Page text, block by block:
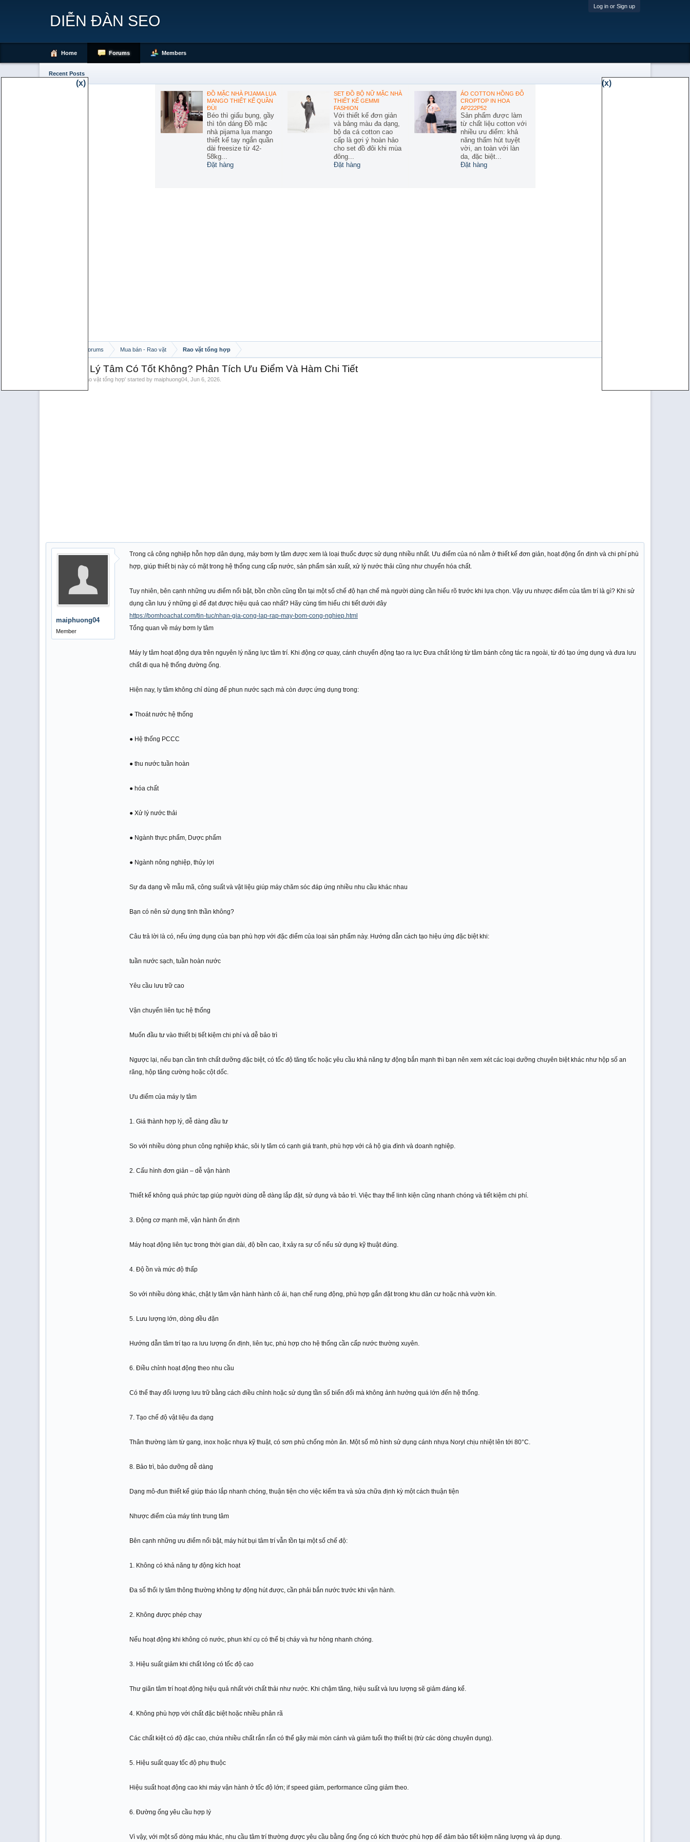
Log in or Sign up
ĐỒ MẶC NHÀ PIJAMA LỤA
MANGO THIẾT KẾ QUẦN
ĐÙI
Béo thì giấu bụng, gầy
thì tôn dáng Đồ mặc
nhà pijama lụa mango
thiết kế tay ngắn quần
dài freesize từ 42-
58kg...
Đặt hàng
SET ĐỒ BỘ NỮ MẶC NHÀ
THIẾT KẾ GEMMI
FASHION
Với thiết kế đơn giản
và bảng màu đa dạng,
bộ da cá cotton cao
cấp là gợi ý hoàn hảo
cho set đồ đôi khi mùa
đông...
Đặt hàng
ÁO COTTON HỒNG ĐỖ
CROPTOP IN HOA
AP222P52
Sản phẩm được làm
từ chất liệu cotton với
nhiều ưu điểm: khả
năng thấm hút tuyệt
vời, an toàn với làn
da, đặc biệt...
Đặt hàng
Forums Mua bán - Rao vặt Rao vặt tổng hợp
Máy bơm Lý Tâm Có Tốt Không? Phân Tích Ưu Điểm Và Hàm Chi Tiết
Rao vặt tổng hợp' started by maiphuong04 Jun 6, 2026
maiphuong04
Member
Trong cả công nghiệp hỗn hợp dân dụng, máy bơm ly tâm được xem là loại thuốc được sử dụng nhiều nhất. Ưu điểm của nó nằm ở thiết kế đơn giản, hoạt động ổn định và chi phí phù
hợp, giúp thiết bị này có mặt trong hệ thống cung cấp nước, sản phẩm sản xuất, xử lý nước thải cũng như chuyển hóa chất.
Tuy nhiên, bên cạnh những ưu điểm nổi bật, bồn chồn cũng tồn tại một số chế độ hạn chế mà người dùng cần hiểu rõ trước khi lựa chọn. Vậy ưu nhược điểm của tâm trí là gì? Khi sử
dụng cần lưu ý những gì để đạt được hiệu quả cao nhất? Hãy cùng tìm hiểu chi tiết dưới đây
https://bomhoachat.com/tin-tuc/nhan-gia-cong-lap-rap-may-bom-cong-nghiep.html
Tổng quan về máy bơm ly tâm
Máy ly tâm hoạt động dựa trên nguyên lý năng lực tâm trí. Khi động cơ quay, cánh chuyển động tạo ra lực Đưa chất lỏng từ tâm bánh công tác ra ngoài, từ đó tạo ứng dụng và đưa lưu
chất đi qua hệ thống đường ống.
Hiện nay, ly tâm không chỉ dùng để phun nước sạch mà còn được ứng dụng trong:
● Thoát nước hệ thống
● Hệ thống PCCC
● thu nước tuần hoàn
● hóa chất
● Xử lý nước thải
● Ngành thực phẩm, Dược phẩm
● Ngành nông nghiệp, thủy lợi
Sự đa dạng về mẫu mã, công suất và vật liệu giúp máy chăm sóc đáp ứng nhiều nhu cầu khác nhau
Bạn có nên sử dụng tinh thần không?
Câu trả lời là có, nếu ứng dụng của bạn phù hợp với đặc điểm của loại sản phẩm này. Hướng dẫn cách tạo hiệu ứng đặc biệt khi:
tuần nước sạch, tuần hoàn nước
Yêu cầu lưu trữ cao
Vận chuyển liên tục hệ thống
Muốn đầu tư vào thiết bị tiết kiệm chi phí và dễ bảo trì
Ngược lại, nếu bạn cần tinh chất dưỡng đặc biệt, có tốc độ tăng tốc hoặc yêu cầu khả năng tự động bắn mạnh thì bạn nên xem xét các loại dưỡng chuyên biệt khác như hộp số an
răng, hộp tăng cường hoặc cột dốc.
Ưu điểm của máy ly tâm
1. Giá thành hợp lý, dễ dàng đầu tư
So với nhiều dòng phun công nghiệp khác, sôi ly tâm có cạnh giá tranh, phù hợp với cả hộ gia đình và doanh nghiệp.
2. Cấu hình đơn giản – dễ vận hành
Thiết kế không quá phức tạp giúp người dùng dễ dàng lắp đặt, sử dụng và bảo trì. Việc thay thế linh kiện cũng nhanh chóng và tiết kiệm chi phí.
3. Động cơ mạnh mẽ, vận hành ổn định
Máy hoạt động liên tục trong thời gian dài, độ bền cao, ít xảy ra sự cố nếu sử dụng kỹ thuật đúng.
4. Độ ồn và mức độ thấp
So với nhiều dòng khác, chật ly tâm vận hành hành cô ái, hạn chế rung động, phù hợp gắn đặt trong khu dân cư hoặc nhà vườn kín.
5. Lưu lượng lớn, dòng đều đặn
Hướng dẫn tâm trí tạo ra lưu lượng ổn định, liên tục, phù hợp cho hệ thống cần cấp nước thường xuyên.
6. Điều chỉnh hoạt động theo nhu cầu
Có thể thay đổi lượng lưu trữ bằng cách điều chỉnh hoặc sử dụng tần số biến đổi mà không ảnh hưởng quá lớn đến hệ thống.
7. Tạo chế độ vật liệu đa dạng
Thân thường làm từ gang, inox hoặc nhựa kỹ thuật, có sơn phủ chống mòn ăn. Một số mô hình sử dụng cánh nhựa Noryl chịu nhiệt lên tới 80°C.
8. Bảo trì, bảo dưỡng dễ dàng
Dạng mô-đun thiết kế giúp tháo lắp nhanh chóng, thuận tiện cho việc kiểm tra và sửa chữa định kỳ một cách thuận tiện
Nhược điểm của máy tính trung tâm
Bên cạnh những ưu điểm nổi bật, máy hút bụi tâm trí vẫn tồn tại một số chế độ:
1. Không có khả năng tự động kích hoạt
Đa số thổi ly tâm thông thường không tự động hút được, cần phải bắn nước trước khi vận hành.
2. Không được phép chạy
Nếu hoạt động khi không có nước, phun khí cụ có thể bị cháy và hư hỏng nhanh chóng.
3. Hiệu suất giảm khi chất lỏng có tốc độ cao
Thư giãn tâm trí hoạt động hiệu quả nhất với chất thải như nước. Khi chậm tăng, hiệu suất và lưu lượng sẽ giảm đáng kể.
4. Không phù hợp với chất đặc biệt hoặc nhiều phân rã
Các chất kiệt có độ đặc cao, chứa nhiều chất rắn rắn có thể gây mài mòn cánh và giảm tuổi thọ thiết bị (trừ các dòng chuyên dụng).
5. Hiệu suất quay tốc độ phụ thuộc
Hiệu suất hoạt động cao khi máy vận hành ở tốc độ lớn; if speed giảm, performance cũng giảm theo.
6. Đường ống yêu cầu hợp lý
Vì vậy, với một số dòng máu khác, nhu cầu tâm trí thường được yêu cầu bằng ống ống có kích thước phù hợp để đảm bảo tiết kiệm năng lượng và áp dụng.
DIỄN ĐÀN SEO
Home Forums
Recent Posts
Members
(x) (x)